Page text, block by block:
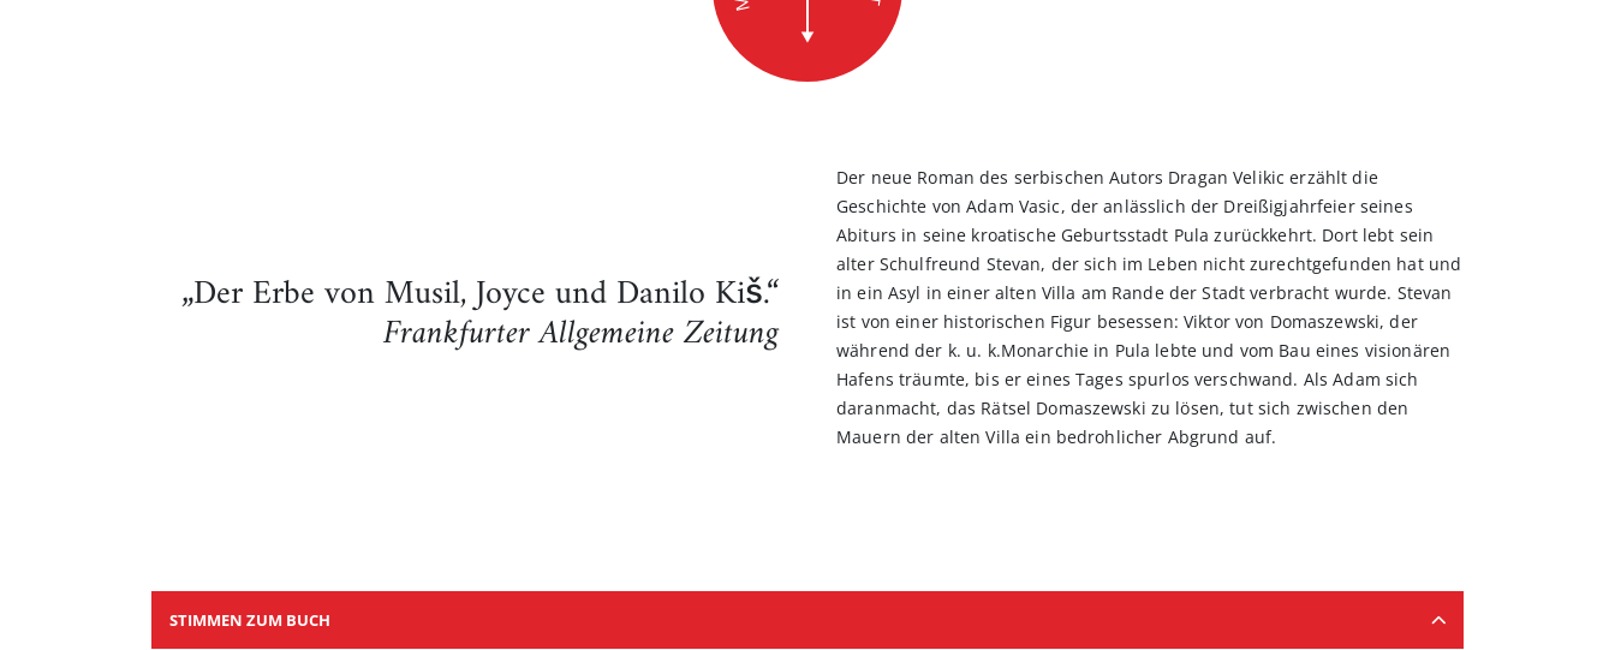
„Der Erbe von Musil, Joyce und Danilo Kiš.“
Frankfurter Allgemeine Zeitung
Der neue Roman des serbischen Autors Dragan Velikic erzählt die
Geschichte von Adam Vasic, der anlässlich der Dreißigjahrfeier seines
Abiturs in seine kroatische Geburtsstadt Pula zurückkehrt. Dort lebt sein
alter Schulfreund Stevan, der sich im Leben nicht zurechtgefunden hat und
in ein Asyl in einer alten Villa am Rande der Stadt verbracht wurde. Stevan
ist von einer historischen Figur besessen: Viktor von Domaszewski, der
während der k. u. k.Monarchie in Pula lebte und vom Bau eines visionären
Hafens träumte, bis er eines Tages spurlos verschwand. Als Adam sich
daranmacht, das Rätsel Domaszewski zu lösen, tut sich zwischen den
Mauern der alten Villa ein bedrohlicher Abgrund auf.
STIMMEN ZUM BUCH